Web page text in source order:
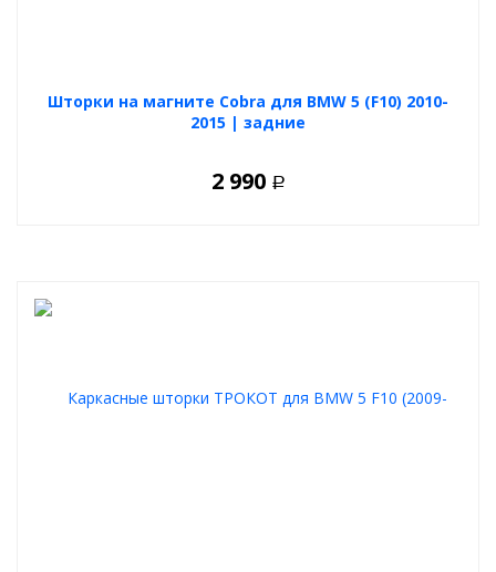
Шторки на магните Cobra для BMW 5 (F10) 2010-
2015 | задние
2 990 Р